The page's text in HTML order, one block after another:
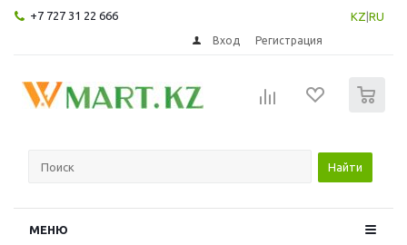
+7 727 31 22 666 KZ RU
Вход Регистрация
Найти
МЕНЮ